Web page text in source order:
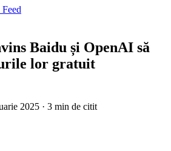
Feed
Baidu și OpenAI să
lor gratuit
2025 · 3 min de citit